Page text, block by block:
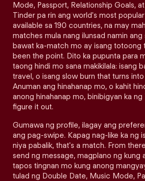
Mode, Passport, Relationship Goals,
Tinder pa rin ang world's most
available sa 190 countries, na may
matches mula nang ilunsad namin ang
bawat ka-match mo ay isang totoong
been the point. Dito ka pupunta para
taong hindi mo sana makikilala: isang
travel, o isang slow burn that turns
Anuman ang hinahanap mo, o kahit
anong hinahanap mo, binibigyan ka
figure it out.
Gumawa ng profile, ilagay ang
ang pag-swipe. Kapag nag-like ka ng
niya pabalik, that's a match. From
send ng message, magplano ng kung
tapos tingnan mo kung anong
tulad ng Double Date, Music Mode,